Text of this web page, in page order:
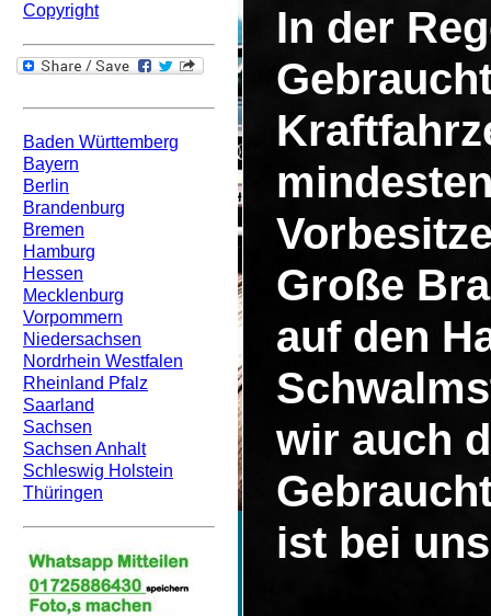
Copyright
Baden Württemberg
Bayern
Berlin
Brandenburg
Bremen
Hamburg
Hessen
Mecklenburg
Vorpommern
Niedersachsen
Nordrhein Westfalen
Rheinland Pfalz
Saarland
Sachsen
Sachsen Anhalt
Schleswig Holstein
Thüringen
In der
Große
auf den
wir auch
ist bei